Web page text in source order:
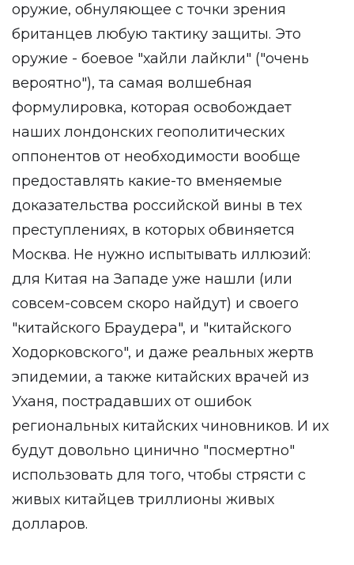
оружие, обнуляющее с точки зрения
британцев любую тактику защиты. Это
оружие - боевое "хайли лайкли" ("очень
вероятно"), та самая волшебная
формулировка, которая освобождает
наших лондонских геополитических
оппонентов от необходимости вообще
предоставлять какие-то вменяемые
доказательства российской вины в тех
преступлениях, в которых обвиняется
Москва. Не нужно испытывать иллюзий:
для Китая на Западе уже нашли (или
совсем-совсем скоро найдут) и своего
"китайского Браудера", и "китайского
Ходорковского", и даже реальных жертв
эпидемии, а также китайских врачей из
Уханя, пострадавших от ошибок
региональных китайских чиновников. И их
будут довольно цинично "посмертно"
использовать для того, чтобы стрясти с
живых китайцев триллионы живых
долларов.